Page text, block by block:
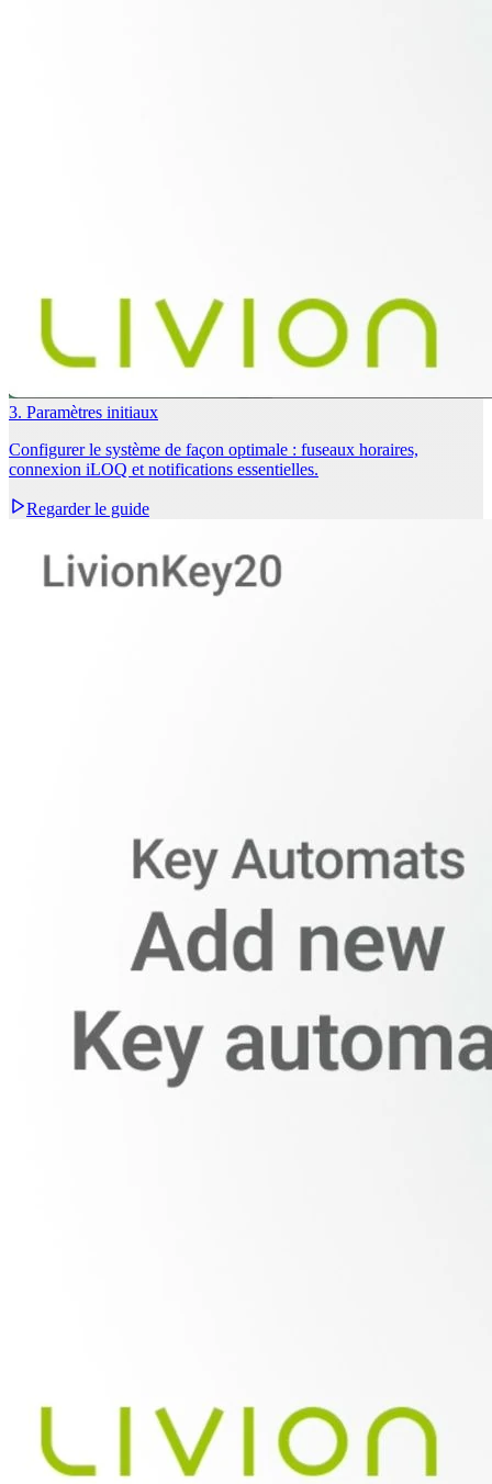
3. Paramètres initiaux
Configurer le système de façon optimale : fuseaux horaires,
connexion iLOQ et notifications essentielles.
Regarder le guide